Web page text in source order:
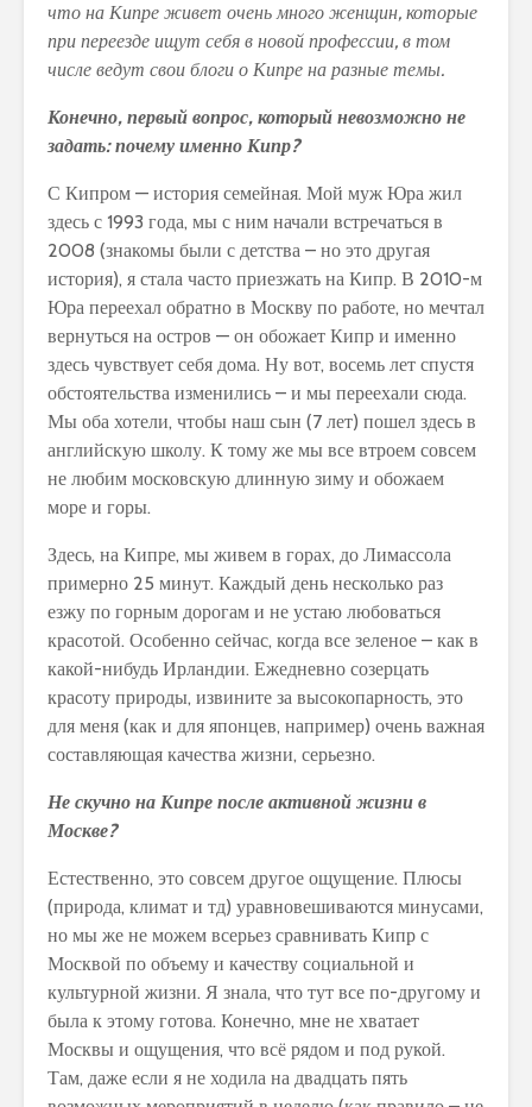
что на Кипре живет очень много женщин, которые
при переезде ищут себя в новой профессии, в том
числе ведут свои блоги о Кипре на разные темы.
Конечно, первый вопрос, который невозможно не
задать: почему именно Кипр?
С Кипром — история семейная. Мой муж Юра жил
здесь с 1993 года, мы с ним начали встречаться в
2008 (знакомы были с детства – но это другая
история), я стала часто приезжать на Кипр. В 2010-м
Юра переехал обратно в Москву по работе, но мечтал
вернуться на остров — он обожает Кипр и именно
здесь чувствует себя дома. Ну вот, восемь лет спустя
обстоятельства изменились – и мы переехали сюда.
Мы оба хотели, чтобы наш сын (7 лет) пошел здесь в
английскую школу. К тому же мы все втроем совсем
не любим московскую длинную зиму и обожаем
море и горы.
Здесь, на Кипре, мы живем в горах, до Лимассола
примерно 25 минут. Каждый день несколько раз
езжу по горным дорогам и не устаю любоваться
красотой. Особенно сейчас, когда все зеленое – как в
какой-нибудь Ирландии. Ежедневно созерцать
красоту природы, извините за высокопарность, это
для меня (как и для японцев, например) очень важная
составляющая качества жизни, серьезно.
Не скучно на Кипре после активной жизни в
Москве?
Естественно, это совсем другое ощущение. Плюсы
(природа, климат и тд) уравновешиваются минусами,
но мы же не можем всерьез сравнивать Кипр с
Москвой по объему и качеству социальной и
культурной жизни. Я знала, что тут все по-другому и
была к этому готова. Конечно, мне не хватает
Москвы и ощущения, что всё рядом и под рукой.
Там, даже если я не ходила на двадцать пять